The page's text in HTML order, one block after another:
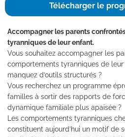
Télécharger le
Accompagner les parents
tyranniques de leur enfant.
Vous souhaitez accompagner les
comportements tyranniques de leur
manquez d’outils structurés ?
Vous recherchez un programme
familles à sortir des rapports de
dynamique familiale plus apaisée ?
Les comportements tyranniques
constituent aujourd’hui un motif de